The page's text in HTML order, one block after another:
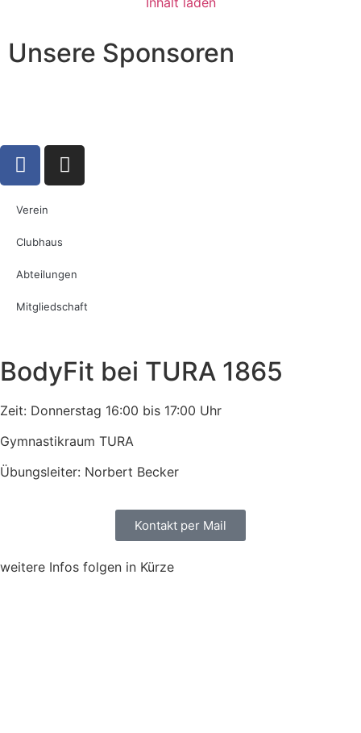
Unsere Sponsoren
Verein
Clubhaus
Abteilungen
Mitgliedschaft
BodyFit bei TURA 1865
Zeit: Donnerstag 16:00 bis 17:00 Uhr
Gymnastikraum TURA
Übungsleiter: Norbert Becker
Kontakt per Mail
weitere Infos folgen in Kürze